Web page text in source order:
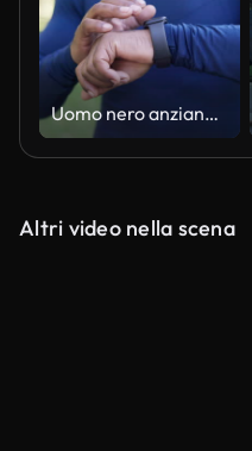
Uomo nero anziano che controlla l'orologio intelligente durante un allenamento all'aperto nel parco
Altri video nella scena